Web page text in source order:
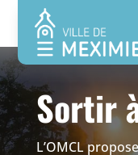
Sortir
L’OMCL